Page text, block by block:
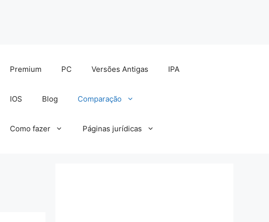
Premium PC Versões Antigas IPA
IOS Blog Comparação
Como fazer Páginas jurídicas